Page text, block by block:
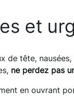
et
de tête,
ne perdez pas
en ouvrant